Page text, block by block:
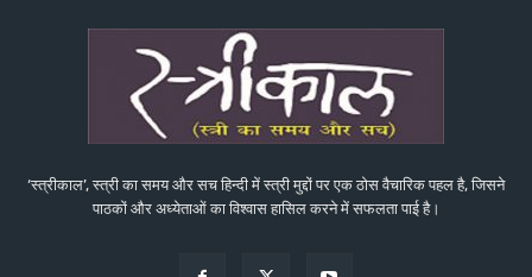
‘स्त्रीकाल’, स्त्री का समय और सच हिन्दी में स्त्री मुद्दों पर एक ठोस वैचारिक पहल है, जिसने
पाठकों और अध्येताओं का विश्वास हासिल करने में सफलता पाई है।